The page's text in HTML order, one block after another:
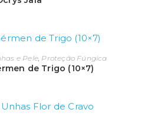
e Pele, Proteção Fúngica
de Trigo (10×7)